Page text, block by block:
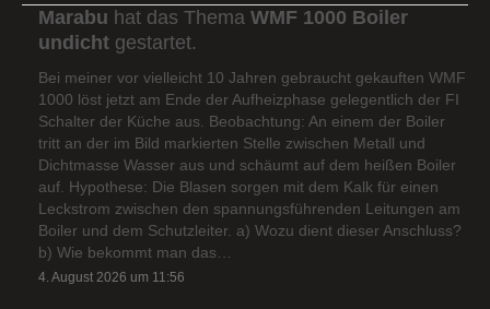
Marabu hat das Thema WMF 1000 Boiler
undicht gestartet.
Bei meiner vor vielleicht 10 Jahren gebraucht gekauften WMF
1000 löst jetzt am Ende der Aufheizphase gelegentlich der FI
Schalter der Küche aus. Beobachtung: An einem der Boiler
tritt an der im Bild markierten Stelle zwischen Metall und
Dichtmasse Wasser aus und schäumt auf dem heißen Boiler
auf. Hypothese: Die Blasen sorgen mit dem Kalk für einen
Leckstrom zwischen den spannungsführenden Leitungen am
Boiler und dem Schutzleiter. a) Wozu dient dieser Anschluss?
b) Wie bekommt man das…
4. August 2026 um 11:56